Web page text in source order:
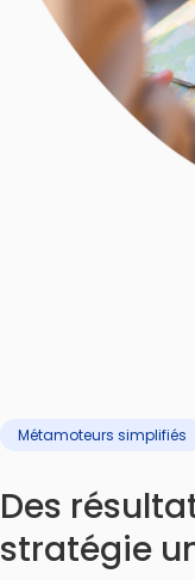
Métamoteurs simplifiés
Des
stratégie